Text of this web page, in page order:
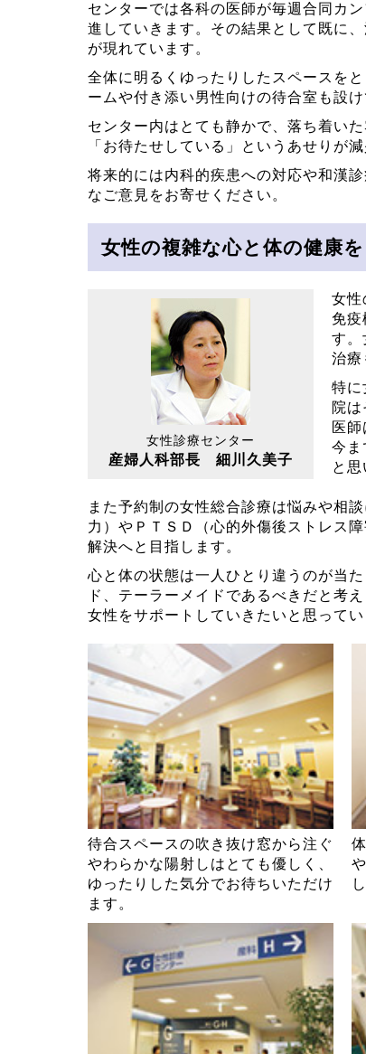
センターでは各科の医師が毎週合同カ
進していきます。その結果として既に
が現れています。
全体に明るくゆったりしたスペースを
ームや付き添い男性向けの待合室も設け
センター内はとても静かで、落ち着い
「お待たせしている」というあせりが
将来的には内科的疾患への対応や和漢
なご意見をお寄せください。
女性の複雑な心と体の健康を
女性診療センター
産婦人科部長 細川久美子
女性
免
す。
治療
特に
院
医
今ま
と思
また予約制の女性総合診療は悩みや相
力）やＰＴＳＤ（心的外傷後ストレス
解決へと目指します。
心と体の状態は一人ひとり違うのが当
ド、テーラーメイドであるべきだと考
女性をサポートしていきたいと思ってい
待合スペースの吹き抜け窓から注ぐ
やわらかな陽射しはとても優しく、
ゆったりした気分でお待ちいただけ
ます。